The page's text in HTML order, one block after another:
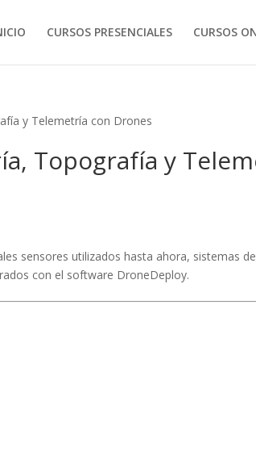
CURSOS PRESENCIALES CURSOS
y Telemetría con Drones
Topografía y
sensores utilizados hasta ahora, sistemas
con el software DroneDeploy.